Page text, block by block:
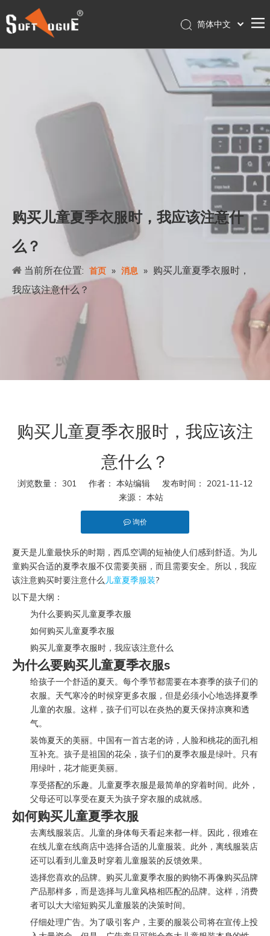
联系我们
简体中文
购买儿童夏季衣服时，我应该注意什
么？
当前所在位置: 首页 » 消息 » 购买儿童夏季衣服时，
我应该注意什么？
购买儿童夏季衣服时，我应该注
意什么？
浏览数量： 301 作者： 本站编辑 发布时间： 2021-11-12
来源： 本站
询价
夏天是儿童最快乐的时期，西瓜空调的短袖使人们感到舒适。为儿
童购买合适的夏季衣服不仅需要美丽，而且需要安全。所以，我应
该注意购买时要注意什么儿童夏季服装?
以下是大纲：
为什么要购买儿童夏季衣服
如何购买儿童夏季衣服
购买儿童夏季衣服时，我应该注意什么
为什么要购买儿童夏季衣服s
给孩子一个舒适的夏天。每个季节都需要在本赛季的孩子们的
衣服。天气寒冷的时候穿更多衣服，但是必须小心地选择夏季
儿童的衣服。这样，孩子们可以在炎热的夏天保持凉爽和透
气。
装饰夏天的美丽。中国有一首古老的诗，人脸和桃花的面孔相
互补充。孩子是祖国的花朵，孩子们的夏季衣服是绿叶。只有
用绿叶，花才能更美丽。
享受搭配的乐趣。儿童夏季衣服是最简单的穿着时间。此外，
父母还可以享受在夏天为孩子穿衣服的成就感。
如何购买儿童夏季衣服
去离线服装店。儿童的身体每天看起来都一样。因此，很难在
在线儿童在线商店中选择合适的儿童服装。此外，离线服装店
还可以看到儿童及时穿着儿童服装的反馈效果。
选择您喜欢的品牌。购买儿童夏季衣服的购物不再像购买品牌
产品那样多，而是选择与儿童风格相匹配的品牌。这样，消费
者可以大大缩短购买儿童服装的决策时间。
仔细处理广告。为了吸引客户，主要的服装公司将在宣传上投